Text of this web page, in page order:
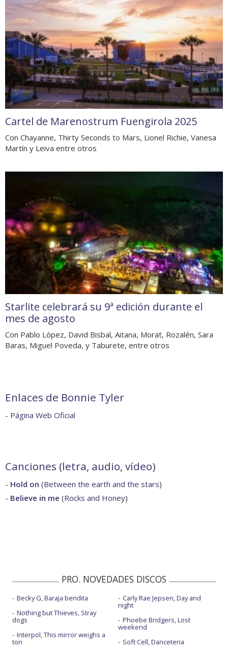
Cartel de Marenostrum Fuengirola 2025
Con Chayanne, Thirty Seconds to Mars, Lionel Richie, Vanesa
Martín y Leiva entre otros
Starlite celebrará su 9ª edición durante el
mes de agosto
Con Pablo López, David Bisbal, Aitana, Morat, Rozalén, Sara
Baras, Miguel Poveda, y Taburete, entre otros
Enlaces de Bonnie Tyler
- Página Web Oficial
Canciones (letra, audio, vídeo)
- Hold on (Between the earth and the stars)
- Believe in me (Rocks and Honey)
PRO. NOVEDADES DISCOS
Becky G, Baraja bendita
Nothing but Thieves, Stray
dogs
Interpol, This mirror weighs a
ton
Carly Rae Jepsen, Day and
night
Phoebe Bridgers, Lost
weekend
Soft Cell, Danceteria